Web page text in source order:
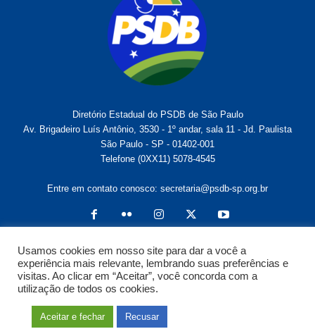
Diretório Estadual do PSDB de São Paulo
Av. Brigadeiro Luís Antônio, 3530 - 1º andar, sala 11 - Jd. Paulista
São Paulo - SP - 01402-001
Telefone (0XX11) 5078-4545
Entre em contato conosco: secretaria@psdb-sp.org.br
Sobre o PSDB-SP Notícias
Secretaria Geral
Usamos cookies em nosso site para dar a você a
experiência mais relevante, lembrando suas preferências e
visitas. Ao clicar em “Aceitar”, você concorda com a
utilização de todos os cookies.
Aceitar e fechar Recusar